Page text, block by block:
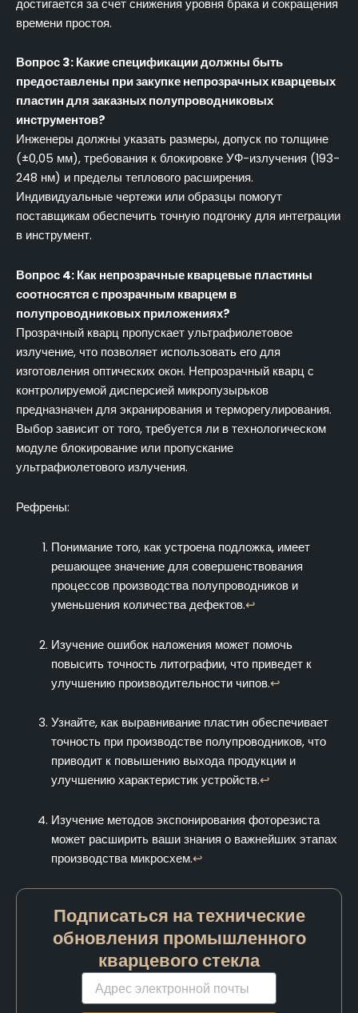
достигается за счет снижения уровня брака и сокращения
времени простоя.
Вопрос 3: Какие спецификации должны быть
предоставлены при закупке непрозрачных кварцевых
пластин для заказных полупроводниковых
инструментов?
Инженеры должны указать размеры, допуск по толщине
(±0,05 мм), требования к блокировке УФ-излучения (193-
248 нм) и пределы теплового расширения.
Индивидуальные чертежи или образцы помогут
поставщикам обеспечить точную подгонку для интеграции
в инструмент.
Вопрос 4: Как непрозрачные кварцевые пластины
соотносятся с прозрачным кварцем в
полупроводниковых приложениях?
Прозрачный кварц пропускает ультрафиолетовое
излучение, что позволяет использовать его для
изготовления оптических окон. Непрозрачный кварц с
контролируемой дисперсией микропузырьков
предназначен для экранирования и терморегулирования.
Выбор зависит от того, требуется ли в технологическом
модуле блокирование или пропускание
ультрафиолетового излучения.
Рефрены:
Понимание того, как устроена подложка, имеет
решающее значение для совершенствования
процессов производства полупроводников и
уменьшения количества дефектов.↩
Изучение ошибок наложения может помочь
повысить точность литографии, что приведет к
улучшению производительности чипов.↩
Узнайте, как выравнивание пластин обеспечивает
точность при производстве полупроводников, что
приводит к повышению выхода продукции и
улучшению характеристик устройств.↩
Изучение методов экспонирования фоторезиста
может расширить ваши знания о важнейших этапах
производства микросхем.↩
Подписаться на технические
обновления промышленного
кварцевого стекла
Электронная
почта